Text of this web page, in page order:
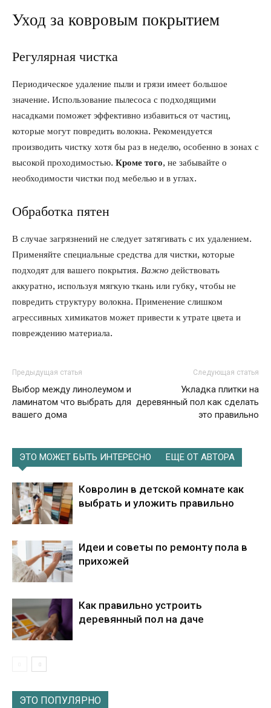
Уход за ковровым покрытием
Регулярная чистка
Периодическое удаление пыли и грязи имеет большое
значение. Использование пылесоса с подходящими
насадками поможет эффективно избавиться от частиц,
которые могут повредить волокна. Рекомендуется
производить чистку хотя бы раз в неделю, особенно в зонах с
высокой проходимостью. Кроме того, не забывайте о
необходимости чистки под мебелью и в углах.
Обработка пятен
В случае загрязнений не следует затягивать с их удалением.
Применяйте специальные средства для чистки, которые
подходят для вашего покрытия. Важно действовать
аккуратно, используя мягкую ткань или губку, чтобы не
повредить структуру волокна. Применение слишком
агрессивных химикатов может привести к утрате цвета и
повреждению материала.
Предыдущая статья
Выбор между линолеумом и
ламинатом что выбрать для
вашего дома
Следующая статья
Укладка плитки на
деревянный пол как сделать
это правильно
ЭТО МОЖЕТ БЫТЬ ИНТЕРЕСНО ЕЩЕ ОТ АВТОРА
Ковролин в детской комнате как
выбрать и уложить правильно
Идеи и советы по ремонту пола в
прихожей
Как правильно устроить
деревянный пол на даче
ЭТО ПОПУЛЯРНО